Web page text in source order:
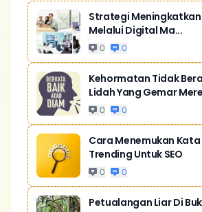
Strategi Meningkatkan
Melalui Digital Ma...
0 0
Kehormatan Tidak
Lidah Yang Gemar
0 0
Cara Menemukan Kata
Trending Untuk SEO
0 0
Petualangan Liar Di